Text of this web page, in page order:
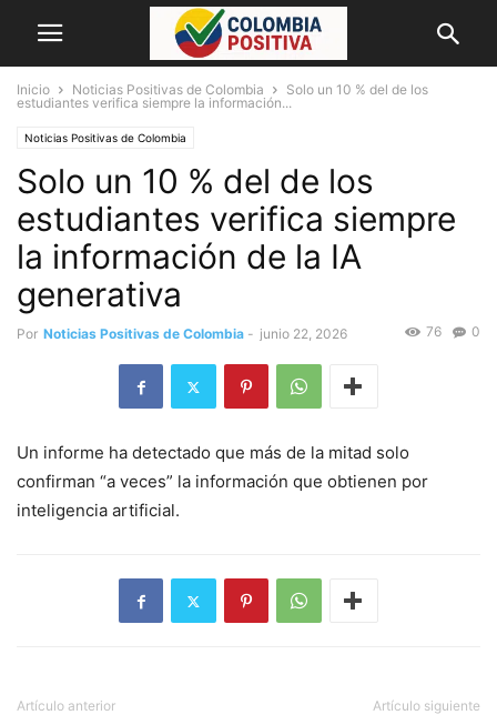
Inicio Noticias Positivas de Colombia
Solo un 10 % del de los
estudiantes verifica siempre la información...
Noticias Positivas de Colombia
Solo un 10 % del de los
estudiantes verifica siempre
la información de la IA
generativa
Por Noticias Positivas de Colombia - junio 22, 2026 0
76
Un informe ha detectado que más de la mitad solo
confirman “a veces” la información que obtienen por
inteligencia artificial.
Artículo anterior Artículo siguiente